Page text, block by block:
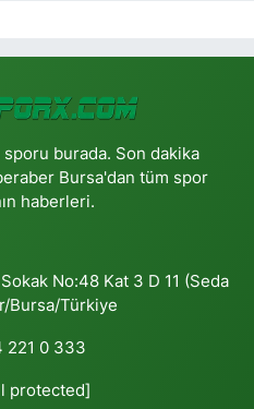
burada. Son dakika
Bursa'dan tüm spor
haberleri.
No:48 Kat 3 D 11 (Seda
Bursa/Türkiye
221 0 333
protected]